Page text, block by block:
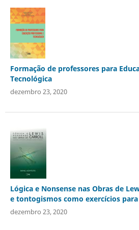
Formação de professores para
Tecnológica
dezembro 23, 2020
Lógica e Nonsense nas Obras de
e tontogismos como exercícios
dezembro 23, 2020